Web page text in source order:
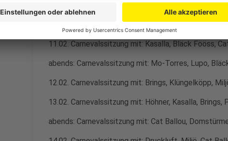
09.02. Domstürmer Konzert
10.02. Carsalla Konzert Zusatzshow
11.02. Carnevalssitzung mit: Kasalla, Bläck Fööss,
abends: Carnevalssitzung mit: Mo-Torres, Lupo,
12.02. Carnevalssitzung mit: Brings, Klüngelköpp,
13.02. Carnevalssitzung mit: Höhner, Kasalla, Brings,
abends: Carnevalssitzung mit: Cat Ballou,